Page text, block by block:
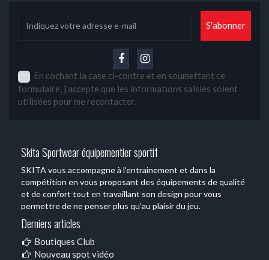
En cochant la case ci-contre et en soumettant ce
formulaire, j'accepte que les informations saisies soient
utilisées pour me recontacter.
Skita Sportwear équipementier sportif
SKITA vous accompagne à l’entrainement et dans la
compétition en vous proposant des équipements de qualité
et de confort tout en travaillant son design pour vous
permettre de ne penser plus qu’au plaisir du jeu.
Derniers articles
Boutiques Club
Nouveau spot vidéo